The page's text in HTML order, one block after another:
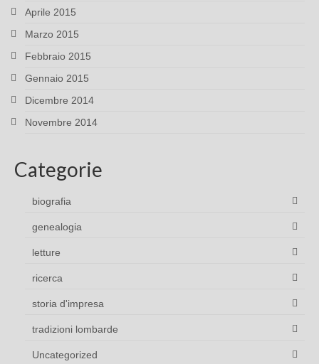
Aprile 2015
Marzo 2015
Febbraio 2015
Gennaio 2015
Dicembre 2014
Novembre 2014
Categorie
biografia
genealogia
letture
ricerca
storia d'impresa
tradizioni lombarde
Uncategorized